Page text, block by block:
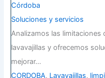
Córdoba
Soluciones y servicios
Analizamos las
lavavajillas y ofrecemos
mejorar…
CORDOBA, Lavavajillas,